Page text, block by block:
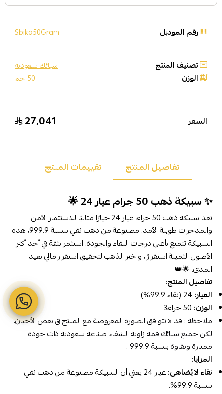
رقم الموديل Sbika50Gram
تصنيف المنتج سبائك سعودية
الوزن 50 جم
السعر 27,041
تفاصيل المنتج تقييمات المنتج
✨ سبيكة ذهب 50 جرام عيار 24 🌟
تعد سبيكة ذهب 50 جرام عيار 24 خيارًا مثاليًا للاستثمار الآمن
والمدخرات طويلة الأمد. مصنوعة من ذهب نقي بنسبة 999.9، هذه
السبيكة تتمتع بأعلى درجات النقاء والجودة. استثمر بثقة في أحد أكثر
الأصول الثمينة استقرارًا، واختر الذهب لتحقيق استقرار مالي بعيد
المدى. 🌟👑
تفاصيل المنتج:
العيار:
الوزن:
ملاحظة : قد لا تتوافق الصورة المعروضة مع المنتج في بعض الأحيان،
لكن جميع سبائك قمة زاوية الشفاء صناعة سعوديةذات جودة
ممتازة ونقاوة بنسبة 999.9 .
المزايا:
نقاء لا يُضاهى:
عيار 24 يعني أن السبيكة مصنوعة من ذهب نقي
بنسبة 99.9%.